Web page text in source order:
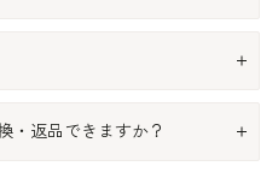
・返品できますか？